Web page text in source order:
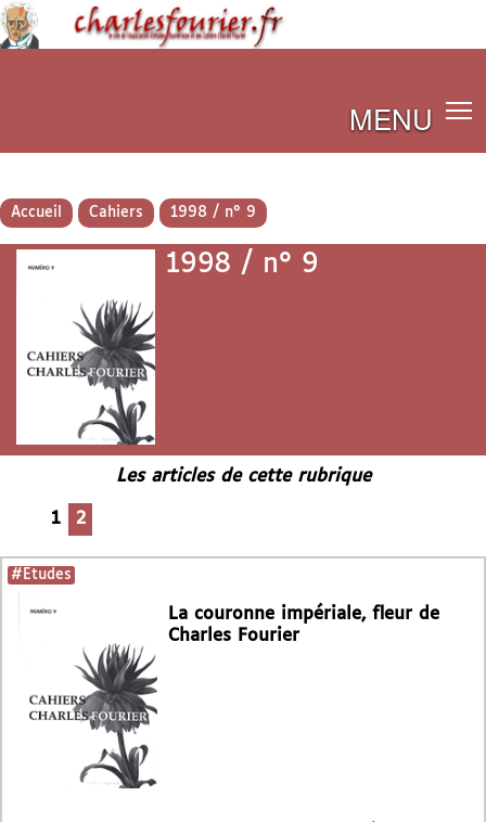
MENU
Accueil Cahiers 1998 / n° 9
1998 / n° 9
Les articles de cette rubrique
1 2
#Etudes
La couronne impériale, fleur de
Charles Fourier